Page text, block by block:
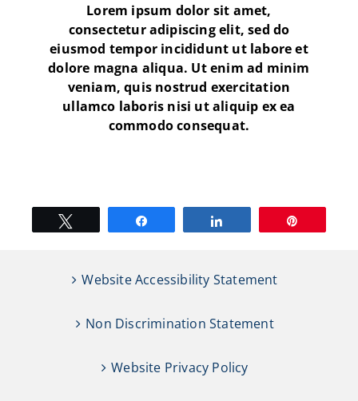
Lorem ipsum dolor sit amet,
consectetur adipiscing elit, sed do
eiusmod tempor incididunt ut labore et
dolore magna aliqua. Ut enim ad minim
veniam, quis nostrud exercitation
ullamco laboris nisi ut aliquip ex ea
commodo consequat.
Website Accessibility Statement
Non Discrimination Statement
Website Privacy Policy